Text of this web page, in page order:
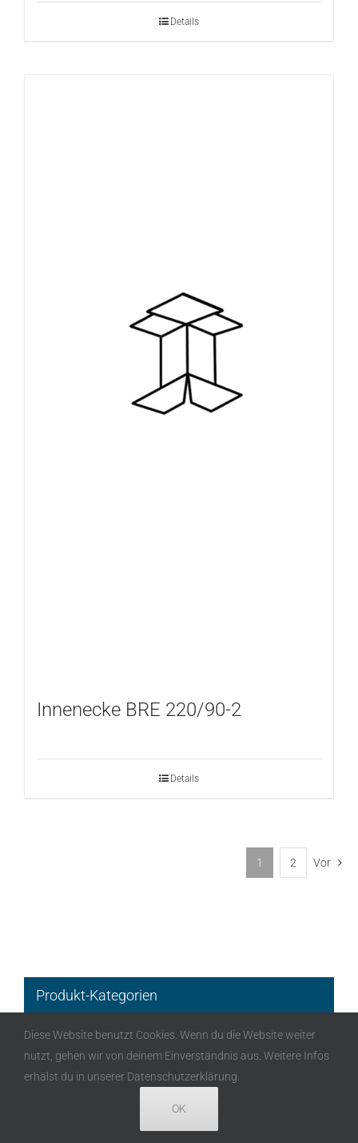
Details
Innenecke BRE 220/90-2
Details
1 2 Vor
Produkt-Kategorien
Diese Website benutzt Cookies. Wenn du die Website weiter
nutzt, gehen wir von deinem Einverständnis aus. Weitere Infos
erhälst du in unserer Datenschutzerklärung.
OK